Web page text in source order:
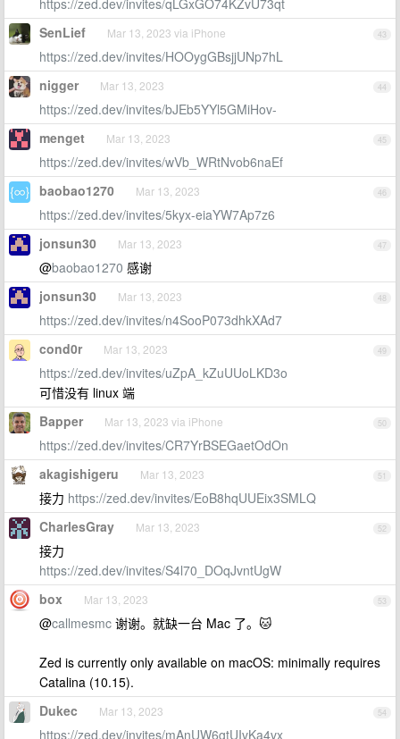
https://zed.dev/invites/qLGxGO74KZvU73qt
43
SenLief Mar 13, 2023 via iPhone
https://zed.dev/invites/HOOygGBsjjUNp7hL
44
nigger Mar 13, 2023
https://zed.dev/invites/bJEb5YYl5GMiHov-
45
menget Mar 13, 2023
https://zed.dev/invites/wVb_WRtNvob6naEf
46
baobao1270 Mar 13, 2023
https://zed.dev/invites/5kyx-eiaYW7Ap7z6
47
jonsun30 Mar 13, 2023
@baobao1270 感谢
48
jonsun30 Mar 13, 2023
https://zed.dev/invites/n4SooP073dhkXAd7
49
cond0r Mar 13, 2023
https://zed.dev/invites/uZpA_kZuUUoLKD3o
可惜没有 linux 端
50
Bapper Mar 13, 2023 via iPhone
https://zed.dev/invites/CR7YrBSEGaetOdOn
51
akagishigeru Mar 13, 2023
接力 https://zed.dev/invites/EoB8hqUUEix3SMLQ
52
CharlesGray Mar 13, 2023
接力
https://zed.dev/invites/S4l70_DOqJvntUgW
53
box Mar 13, 2023
@callmesmc 谢谢。就缺一台 Mac 了。🐱
Zed is currently only available on macOS: minimally requires
Catalina (10.15).
54
Dukec Mar 13, 2023
https://zed.dev/invites/mAnUW6gtUIvKa4vx